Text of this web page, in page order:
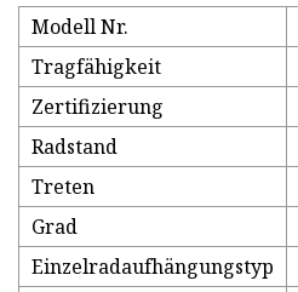
Modell Nr.
Tragfähigkeit
Zertifizierung
Radstand
Treten
Grad
Einzelradaufhängungstyp